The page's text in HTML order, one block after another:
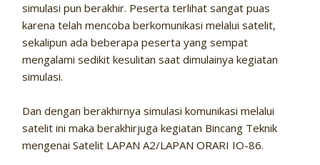
simulasi pun berakhir. Peserta terlihat sangat puas
karena telah mencoba berkomunikasi melalui satelit,
sekalipun ada beberapa peserta yang sempat
mengalami sedikit kesulitan saat dimulainya kegiatan
simulasi.
Dan dengan berakhirnya simulasi komunikasi melalui
satelit ini maka berakhirjuga kegiatan Bincang Teknik
mengenai Satelit LAPAN A2/LAPAN ORARI IO-86.